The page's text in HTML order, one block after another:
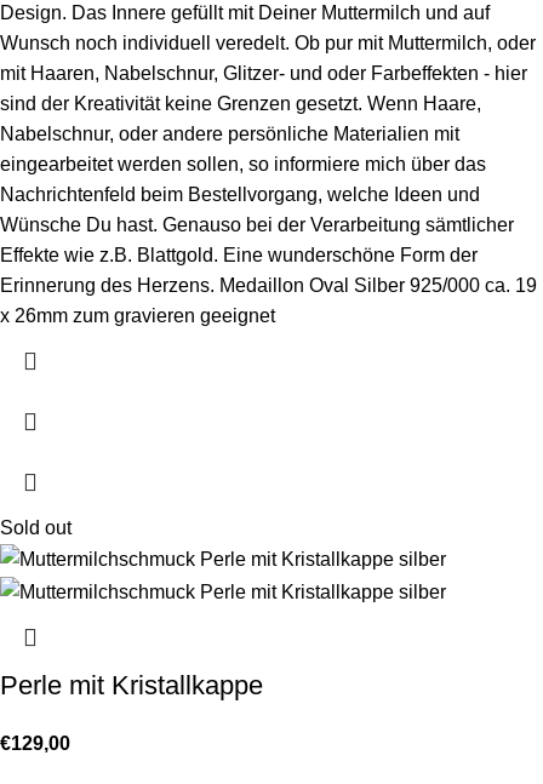
Design. Das Innere gefüllt mit Deiner Muttermilch und auf
Wunsch noch individuell veredelt. Ob pur mit Muttermilch, oder
mit Haaren, Nabelschnur, Glitzer- und oder Farbeffekten - hier
sind der Kreativität keine Grenzen gesetzt. Wenn Haare,
Nabelschnur, oder andere persönliche Materialien mit
eingearbeitet werden sollen, so informiere mich über das
Nachrichtenfeld beim Bestellvorgang, welche Ideen und
Wünsche Du hast. Genauso bei der Verarbeitung sämtlicher
Effekte wie z.B. Blattgold. Eine wunderschöne Form der
Erinnerung des Herzens. Medaillon Oval Silber 925/000 ca. 19
x 26mm zum gravieren geeignet
Sold out
Perle mit Kristallkappe
€129,00